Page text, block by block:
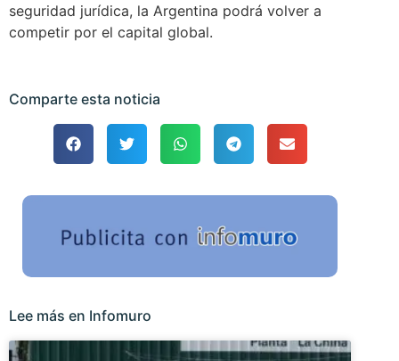
seguridad jurídica, la Argentina podrá volver a
competir por el capital global.
Comparte esta noticia
Lee más en Infomuro